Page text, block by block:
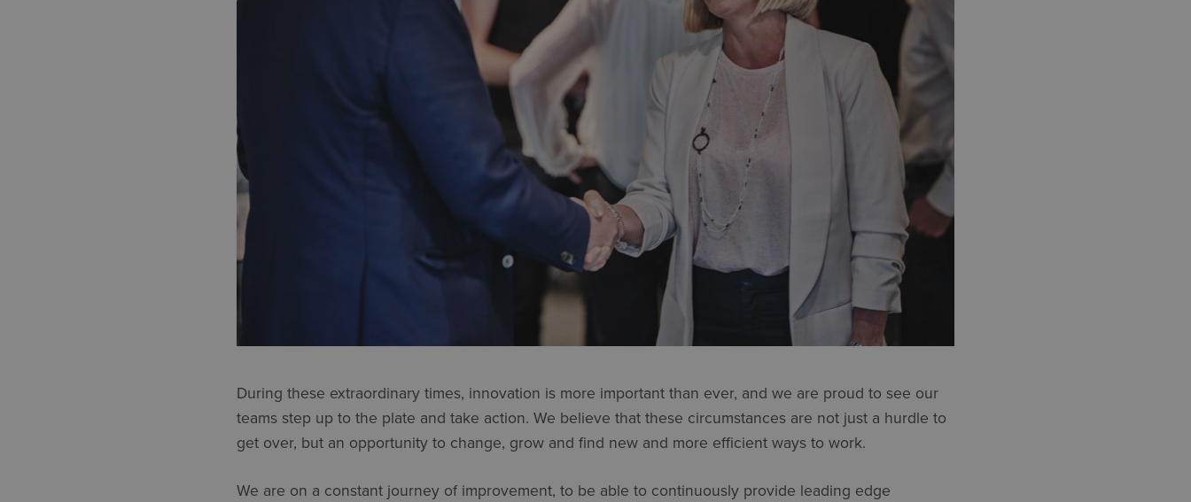
During these extraordinary times, innovation is more important than ever, and we are proud to see our
teams step up to the plate and take action. We believe that these circumstances are not just a hurdle to
get over, but an opportunity to change, grow and find new and more efficient ways to work.
We are on a constant journey of improvement, to be able to continuously provide leading edge